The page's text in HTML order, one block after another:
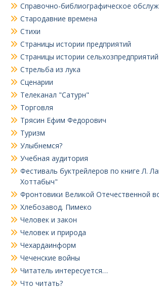
Справочно-библиографическое
Стародавние времена
Стихи
Страницы истории предприятий
Страницы истории сельхозпредприятий
Стрельба из лука
Сценарии
Телеканал "Сатурн"
Торговля
Трясин Ефим Федорович
Туризм
Улыбнемся?
Учебная аудитория
Фестиваль буктрейлеров по книге Л.
Хоттабыч"
Фронтовики Великой Отечественной
Хлебозавод. Пимеко
Человек и закон
Человек и природа
Чехардаинформ
Чеченские войны
Читатель интересуется…
Что читать?